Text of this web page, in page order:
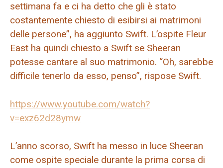
settimana fa e ci ha detto che gli è stato
costantemente chiesto di esibirsi ai matrimoni
delle persone”, ha aggiunto Swift. L’ospite Fleur
East ha quindi chiesto a Swift se Sheeran
potesse cantare al suo matrimonio. “Oh, sarebbe
difficile tenerlo da esso, penso”, rispose Swift.
https://www.youtube.com/watch?
v=exz62d28ymw
L’anno scorso, Swift ha messo in luce Sheeran
come ospite speciale durante la prima corsa di